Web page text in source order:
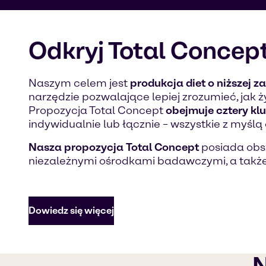
Odkryj Total
Naszym celem jest produkcja diet o niższej
narzędzie pozwalające lepiej zrozumieć, jak
Propozycja Total Conceptobejmuje cztery
indywidualnie lub łącznie – wszystkie z
Nasza propozycja Total Conceptposiada
niezależnymi ośrodkami badawczymi, a
Dowiedz się więcej